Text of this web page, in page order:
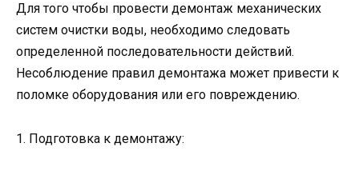
Для того чтобы провести демонтаж механических
систем очистки воды, необходимо следовать
определенной последовательности действий.
Несоблюдение правил демонтажа может привести к
поломке оборудования или его повреждению.
1. Подготовка к демонтажу: